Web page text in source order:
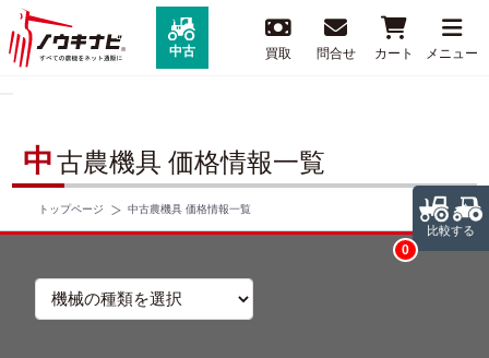
中古 買取 問合せ カート メニュー
比較する
0
中 古農機具 価格情報一覧
トップページ 中古農機具 価格情報一覧